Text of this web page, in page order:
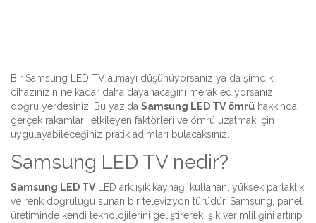
Bir Samsung LED TV almayı düşünüyorsanız ya da şimdiki
cihazınızın ne kadar daha dayanacağını merak ediyorsanız,
doğru yerdesiniz. Bu yazıda Samsung LED TV ömrü hakkında
gerçek rakamları, etkileyen faktörleri ve ömrü uzatmak için
uygulayabileceğiniz pratik adımları bulacaksınız.
Samsung LED TV nedir?
Samsung LED TV
LED ark ışık kaynağı kullanan, yüksek parlaklık
ve renk doğruluğu sunan bir televizyon türüdür. Samsung, panel
üretiminde kendi teknolojilerini geliştirerek ışık verimliliğini artırıp